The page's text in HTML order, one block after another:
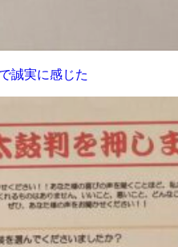
誠実に感じた